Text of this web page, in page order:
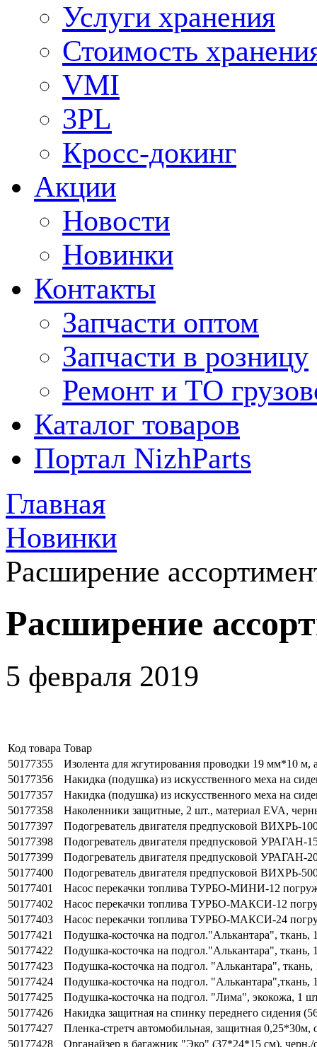
Услуги хранения
Стоимость
VMI
3PL
Кросс-докинг
Акции
Новости
Новинки
Контакты
Запчасти оптом
Запчасти в розницу
Ремонт и ТО
Каталог товаров
Портал NizhParts
Главная
Новинки
Расширение
Расширение
5 февраля 2019
Код товара Товар
50177355
Изолента для жгутирования проводки 19 мм*10 м,
50177356
Накидка (подушка) из искусственного меха на
50177357
Накидка (подушка) из искусственного меха на
50177358
Наколенники защитные, 2 шт., материал EVA,
50177397
Подогреватель двигателя предпусковой ВИХРЬ-
50177398
Подогреватель двигателя предпусковой УРАГАН-
50177399
Подогреватель двигателя предпусковой УРАГАН-
50177400
Подогреватель двигателя предпусковой ВИХРЬ-
50177401
Насос перекачки топлива ТУРБО-МИНИ-12
50177402
Насос перекачки топлива ТУРБО-МАКСИ-12
50177403
Насос перекачки топлива ТУРБО-МАКСИ-24
50177421
Подушка-косточка на подгол."Алькантара", ткань,
50177422
Подушка-косточка на подгол."Алькантара", ткань,
50177423
Подушка-косточка на подгол. "Алькантара",
50177424
Подушка-косточка на подгол. "Алькантара",ткань,
50177425
Подушка-косточка на подгол. "Лима", экокожа, 1
50177426
Накидка защитная на спинку переднего сидения
50177427
Пленка-стретч автомобильная, защитная 0,25*30м,
50177428
Органайзер в багажник "Эко" (37*24*15 см),